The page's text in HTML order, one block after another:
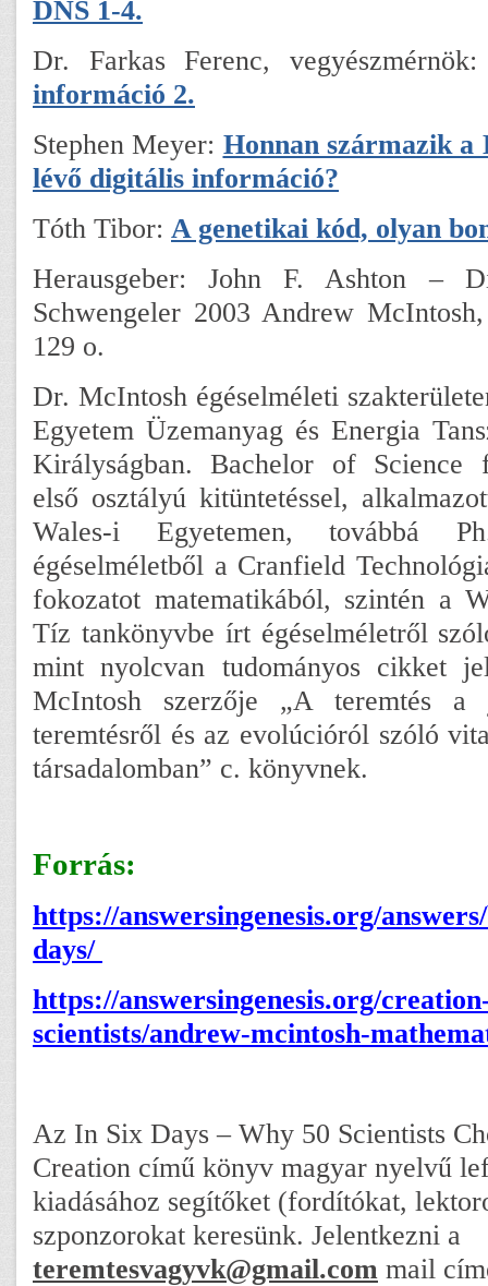
DNS 1-4.
Dr. Farkas Ferenc, vegyészmérnök:
információ 2.
Stephen Meyer: Honnan származik a
lévő digitális információ?
Tóth Tibor: A genetikai kód, olyan
Herausgeber: John F. Ashton –
Schwengeler 2003 Andrew
129 o.
Dr. McIntosh égéselméleti
Egyetem Üzemanyag és Energia
Királyságban. Bachelor of Science
első osztályú kitüntetéssel,
Wales-i Egyetemen, továbbá
égéselméletből a Cranfield
fokozatot matematikából, szintén a
Tíz tankönyvbe írt égéselméletről
mint nyolcvan tudományos cikket
McIntosh szerzője „A teremtés a
teremtésről és az evolúcióról szóló
társadalomban” c. könyvnek.
Forrás:
https://answersingenesis.org/
days/
https://answersingenesis.org/
scientists/andrew-mcintosh-
Az In Six Days – Why 50 Scientists
Creation című könyv magyar nyelvű
kiadásához segítőket (fordítókat,
szponzorokat keresünk. Jelentkezni a
teremtesvagyvk@gmail.com mail